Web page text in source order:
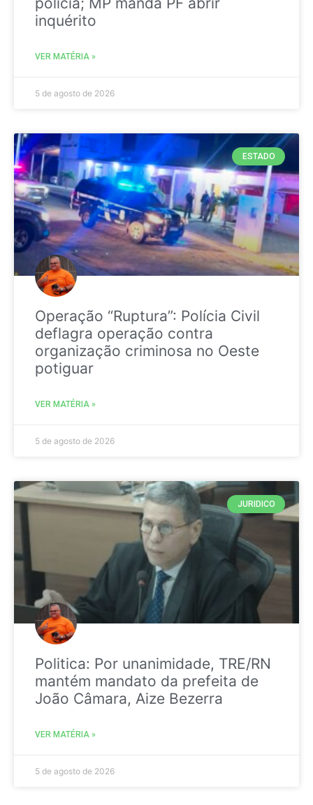
inquérito
VER MATÉRIA »
5 de agosto de 2026
ESTADO
Operação “Ruptura”: Polícia Civil
deflagra operação contra
organização criminosa no Oeste
potiguar
VER MATÉRIA »
5 de agosto de 2026
JURIDICO
Politica: Por unanimidade, TRE/RN
mantém mandato da prefeita de
João Câmara, Aize Bezerra
VER MATÉRIA »
5 de agosto de 2026